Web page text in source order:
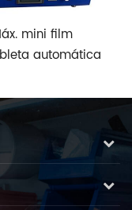
mini film
automática
de
de batería